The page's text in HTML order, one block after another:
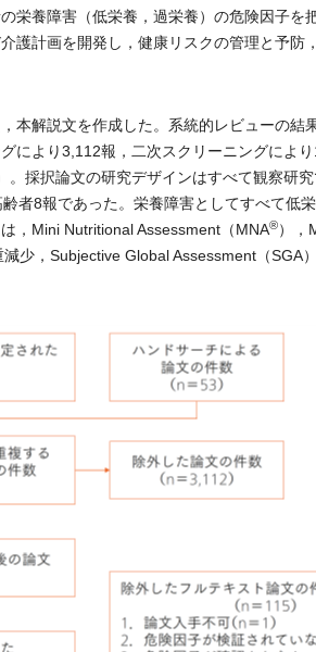
栄養障害（低栄養，過栄養）の危険因子
護計画を開発し，健康リスクの管理と予
本解説文を作成した。系統的レビューの結
により3,112報，二次スクリーニングによ
。採択論文の研究デザインはすべて観察研
者8報であった。栄養障害としてすべて低
，Mini Nutritional Assessment（MNA®），
少，Subjective Global Assessment（SGA